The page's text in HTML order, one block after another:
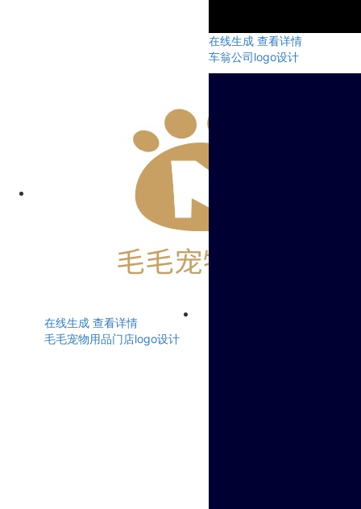
在线生成 查看详情
车翁公司logo设计
在线生成 查看详情
毛毛宠物用品门店logo设计